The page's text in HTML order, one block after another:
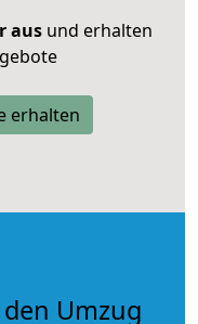
ausund erhalten
erhalten
Umzug